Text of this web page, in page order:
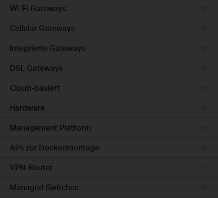
Wi-Fi Gateways
Cellular Gateways
Integrierte Gateways
DSL Gateways
Cloud-basiert
Hardware
Management Platform
APs zur Deckenmontage
VPN-Router
Managed Switches